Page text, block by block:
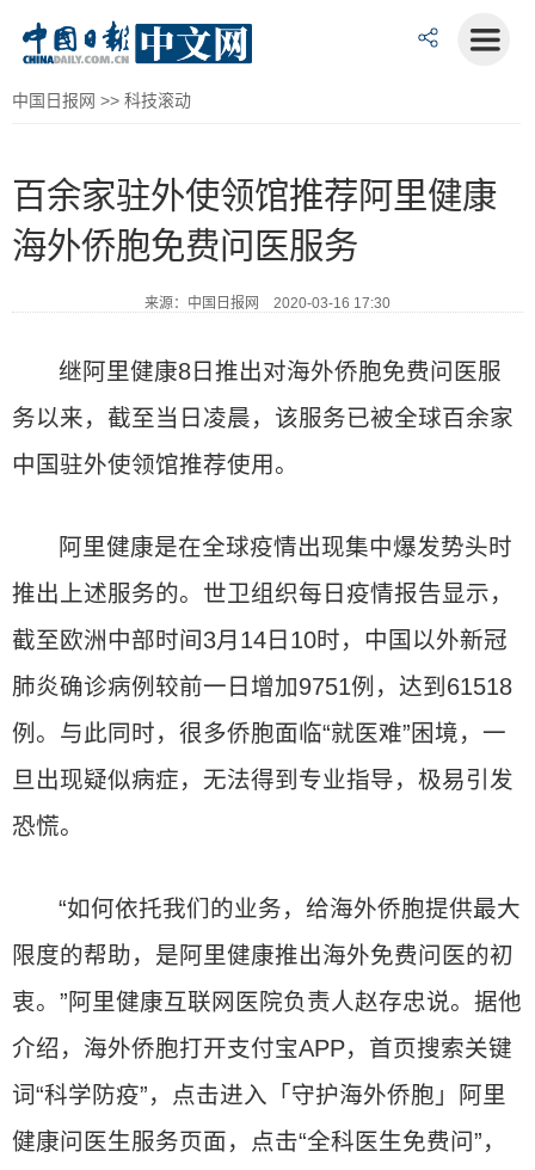
中国日报网 >> 科技滚动
百余家驻外使领馆推荐阿里健康
海外侨胞免费问医服务
来源：中国日报网 2020-03-16 17:30
继阿里健康8日推出对海外侨胞免费问医服
务以来，截至当日凌晨，该服务已被全球百余家
中国驻外使领馆推荐使用。
阿里健康是在全球疫情出现集中爆发势头时
推出上述服务的。世卫组织每日疫情报告显示，
截至欧洲中部时间3月14日10时，中国以外新冠
肺炎确诊病例较前一日增加9751例，达到61518
例。与此同时，很多侨胞面临“就医难”困境，一
旦出现疑似病症，无法得到专业指导，极易引发
恐慌。
“如何依托我们的业务，给海外侨胞提供最大
限度的帮助，是阿里健康推出海外免费问医的初
衷。”阿里健康互联网医院负责人赵存忠说。据他
介绍，海外侨胞打开支付宝APP，首页搜索关键
词“科学防疫”，点击进入「守护海外侨胞」阿里
健康问医生服务页面，点击“全科医生免费问”，